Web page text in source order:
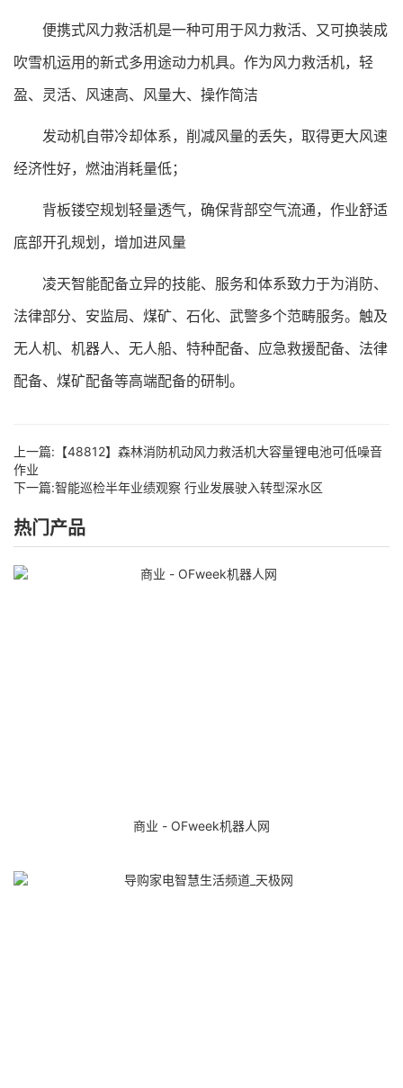
便携式风力救活机是一种可用于风力救活、又可换装成
吹雪机运用的新式多用途动力机具。作为风力救活机，轻
盈、灵活、风速高、风量大、操作简洁
发动机自带冷却体系，削减风量的丢失，取得更大风速
经济性好，燃油消耗量低；
背板镂空规划轻量透气，确保背部空气流通，作业舒适
底部开孔规划，增加进风量
凌天智能配备立异的技能、服务和体系致力于为消防、
法律部分、安监局、煤矿、石化、武警多个范畴服务。触及
无人机、机器人、无人船、特种配备、应急救援配备、法律
配备、煤矿配备等高端配备的研制。
上一篇: 【48812】森林消防机动风力救活机大容量锂电池可低噪音
作业
下一篇:智能巡检半年业绩观察 行业发展驶入转型深水区
热门产品
商业 - OFweek机器人网